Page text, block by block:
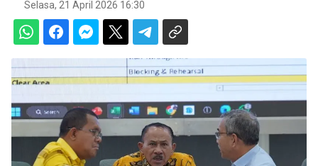
Selasa, 21 April 2026 16:30